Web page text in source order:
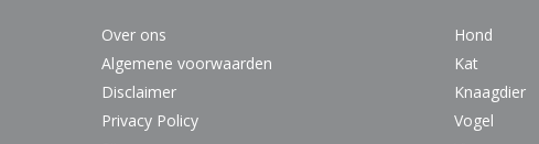
Over ons
Algemene voorwaarden
Disclaimer
Privacy Policy
Hond
Kat
Knaagdier
Vogel